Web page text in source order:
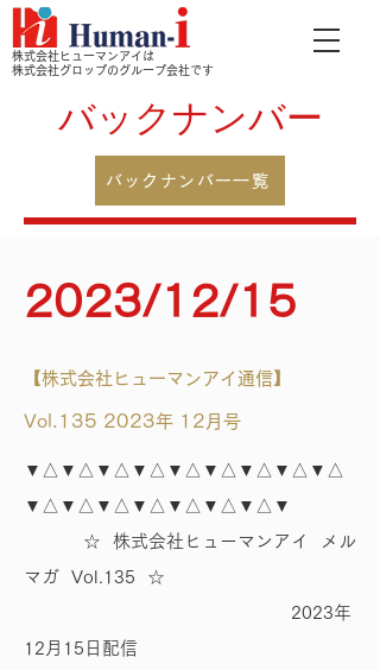
株式会社ヒューマンアイは
株式会社グロップのグループ会社です
バックナンバー
バックナンバー一覧
2023/12/15
【株式会社ヒューマンアイ通信】
Vol.135 2023年 12月号
▼△▼△▼△▼△▼△▼△▼△▼△▼△
▼△▼△▼△▼△▼△▼△▼△▼
☆ 株式会社ヒューマンアイ メル
マガ Vol.135 ☆
2023年
12月15日配信